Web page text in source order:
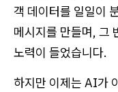
객 데이터를 일일이
메시지를 만들며, 그
노력이 들었습니다.
하지만 이제는 AI가